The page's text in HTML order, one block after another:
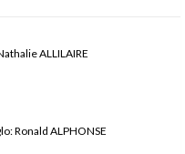
ALLILAIRE
Ronald ALPHONSE